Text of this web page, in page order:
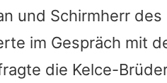
runterladen
Team
Richtlinien
und Schirmherr
im Gespräch mit
die Kelce-